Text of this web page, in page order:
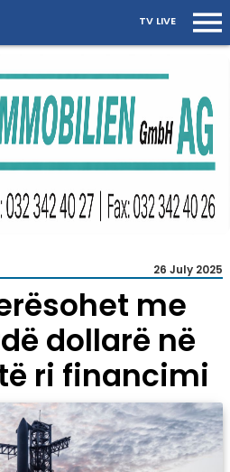
TV LIVE
26 July 2025
me
dollarë në
ri financimi